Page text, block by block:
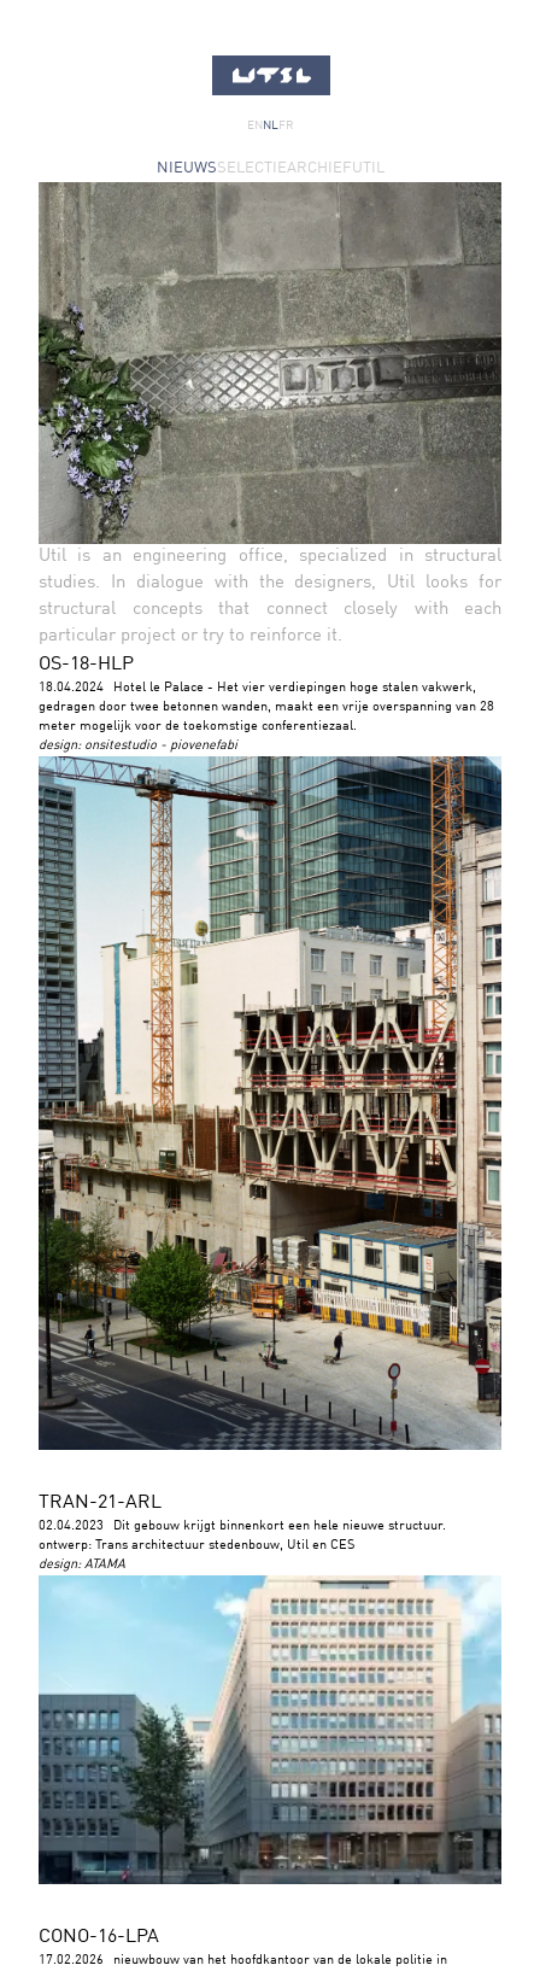
EN NL FR
NIEUWSSELECTIEARCHIEFUTIL
Util is an engineering office, specialized in structural
studies. In dialogue with the designers, Util looks for
structural concepts that connect closely with each
particular project or try to reinforce it.
OS-18-HLP
18.04.2024
Hotel le Palace - Het vier verdiepingen hoge stalen vakwerk,
gedragen door twee betonnen wanden, maakt een vrije overspanning van 28
meter mogelijk voor de toekomstige conferentiezaal.
design: onsitestudio - piovenefabi
TRAN-21-ARL
02.04.2023
Dit gebouw krijgt binnenkort een hele nieuwe structuur.
ontwerp: Trans architectuur stedenbouw, Util en CES
design:ATAMA
CONO-16-LPA
17.02.2026
nieuwbouw van het hoofdkantoor van de lokale politie in